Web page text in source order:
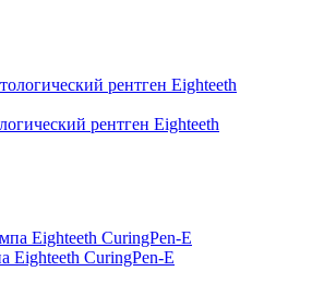
рентген Eighteeth
Eighteeth CuringPen-E